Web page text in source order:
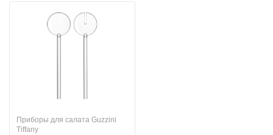
Приборы для салата Guzzini
Tiffany